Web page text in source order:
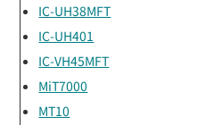
IC-UH38MFT
IC-UH401
IC-VH45MFT
MiT7000
MT10